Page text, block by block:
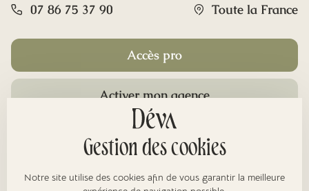
07 86 75 37 90 Toute la France
Accès pro
Activer mon agence
Gestion des cookies
Notre site utilise des cookies afin de vous garantir la meilleure